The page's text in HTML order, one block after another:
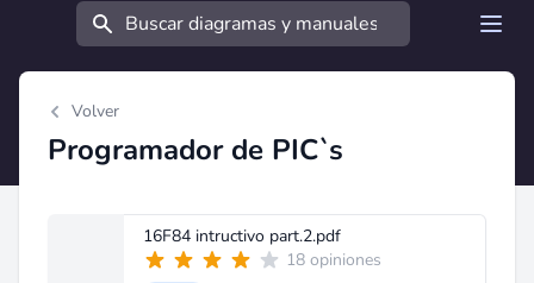
Buscar
Volver
Programador de PIC`s
16F84 intructivo part.2.pdf
18 opiniones